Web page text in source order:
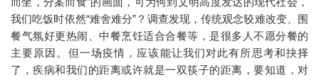
我们吃饭时依然“难舍难分”？调查发现，传统观念较难改变、围
餐气氛好更热闹、中餐烹饪适合合餐等，是很多人不愿分餐的
主要原因。但一场疫情，应该能让我们对此有所思考和抉择
了，疾病和我们的距离或许就是一双筷子的距离，要知道，对